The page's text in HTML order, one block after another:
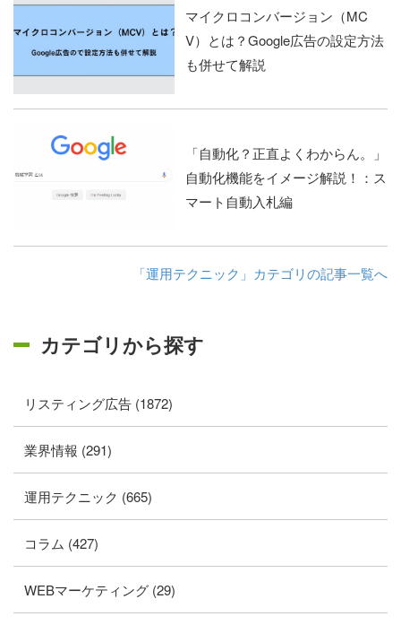
マイクロコンバージョン（MC
V）とは？Google広告の設定方法
も併せて解説
「自動化？正直よくわからん。」
自動化機能をイメージ解説！：ス
マート自動入札編
「運用テクニック」カテゴリの記事一覧へ
カテゴリから探す
リスティング広告 (1872)
業界情報 (291)
運用テクニック (665)
コラム (427)
WEBマーケティング (29)